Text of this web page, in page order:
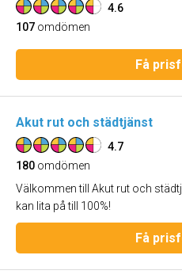
4.6
107 omdömen
Få
Akut rut och städtjänst
4.7
180 omdömen
Välkommen till Akut rut och
kan lita på till 100%!
Få